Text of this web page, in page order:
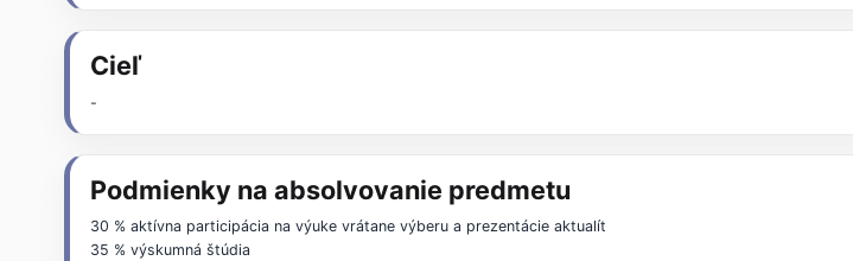
Cieľ
-
Podmienky na absolvovanie predmetu
30 % aktívna participácia na výuke vrátane výberu a prezentácie aktualít
35 % výskumná štúdia